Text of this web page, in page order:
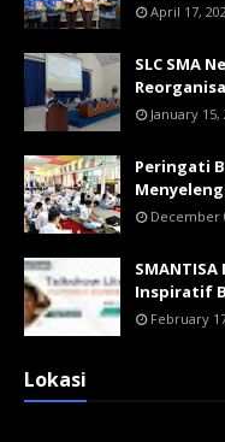
April 17,
SLC SMA
January 15,
Peringati
December
Inspiratif
February
Lokasi